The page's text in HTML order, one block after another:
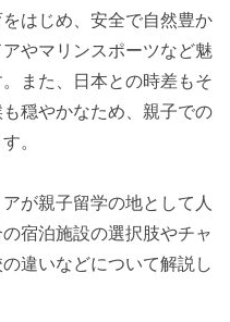
はじめ、安全で自然豊か
やマリンスポーツなど魅
また、日本との時差もそ
穏やかなため、親子での
。
が親子留学の地として人
宿泊施設の選択肢やチャ
違いなどについて解説し